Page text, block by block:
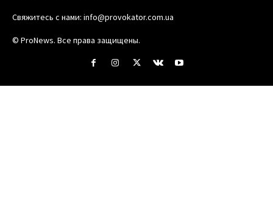
Свяжитесь с нами: info@provokator.com.ua
© ProNews. Все права защищены.